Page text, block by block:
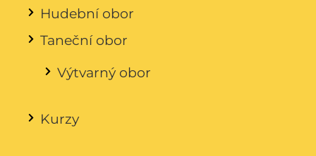
Hudební obor
Taneční obor
Výtvarný obor
Kurzy